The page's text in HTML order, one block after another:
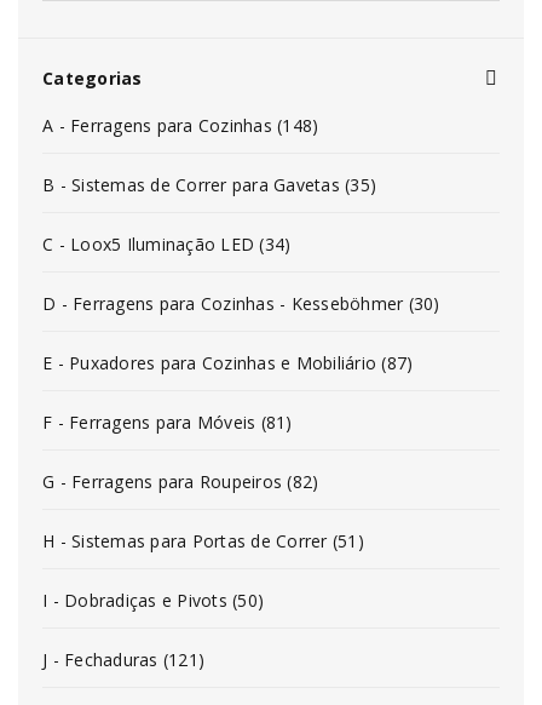
Categorias
A - Ferragens para Cozinhas (148)
B - Sistemas de Correr para Gavetas (35)
C - Loox5 Iluminação LED (34)
D - Ferragens para Cozinhas - Kesseböhmer (30)
E - Puxadores para Cozinhas e Mobiliário (87)
F - Ferragens para Móveis (81)
G - Ferragens para Roupeiros (82)
H - Sistemas para Portas de Correr (51)
I - Dobradiças e Pivots (50)
J - Fechaduras (121)